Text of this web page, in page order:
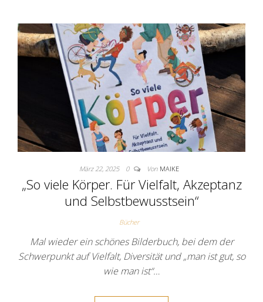
März 22, 2025 0 Von MAIKE
„So viele Körper. Für Vielfalt, Akzeptanz
und Selbstbewusstsein“
Bücher
Mal wieder ein schönes Bilderbuch, bei dem der
Schwerpunkt auf Vielfalt, Diversität und „man ist gut, so
wie man ist“…